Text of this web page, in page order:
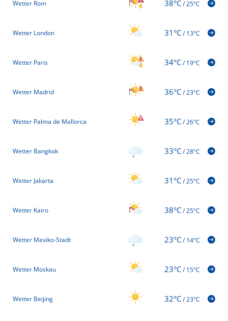
Wetter Rom 38°C/25°C
Wetter London 31°C/13°C
Wetter Paris 34°C/19°C
Wetter Madrid 36°C/23°C
Wetter Palma de Mallorca 35°C/26°C
Wetter Bangkok 33°C/28°C
Wetter Jakarta 31°C/25°C
Wetter Kairo 38°C/25°C
Wetter Mexiko-Stadt 23°C/14°C
Wetter Moskau 23°C/15°C
Wetter Beijing 32°C/23°C